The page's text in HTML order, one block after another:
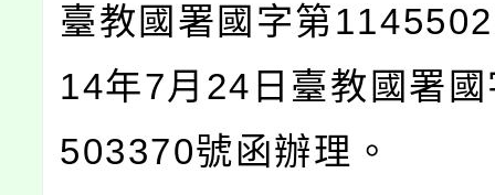
臺教國署國字第
14年7月24日臺教國署
503370號函辦理。